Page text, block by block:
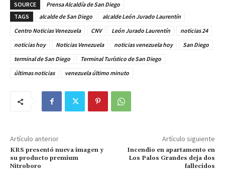
SOURCE
Prensa Alcaldía de San Diego
TAGS
alcalde de San Diego
alcalde León Jurado Laurentín
Centro Noticias Venezuela
CNV León Jurado Laurentín
noticias 24
noticias hoy
Noticias Venezuela noticias venezuela hoy
San Diego
terminal de San Diego
Terminal Turístico de San Diego
últimas noticias
venezuela último minuto
Artículo anterior
KRS presentó nueva imagen y
su producto premium
Nitroboro
Artículo siguiente
Incendio en apartamento en
Los Palos Grandes deja dos
fallecidos